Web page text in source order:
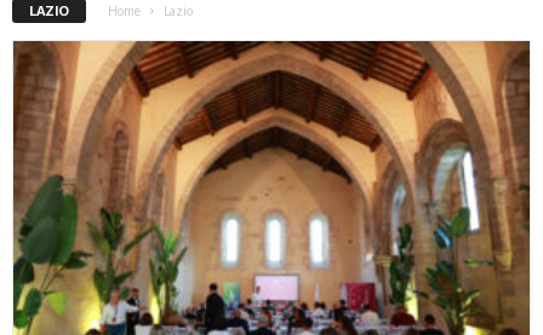
LAZIO Home Lazio